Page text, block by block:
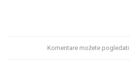
Komentare možete pogledati